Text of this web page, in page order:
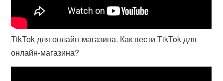
TikTok для онлайн-магазина. Как вести TikTok для
онлайн-магазина?